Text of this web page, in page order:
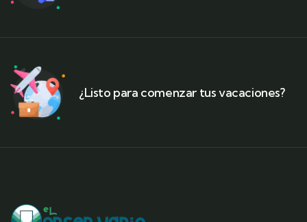
¿Listo para comenzar tus vacaciones?